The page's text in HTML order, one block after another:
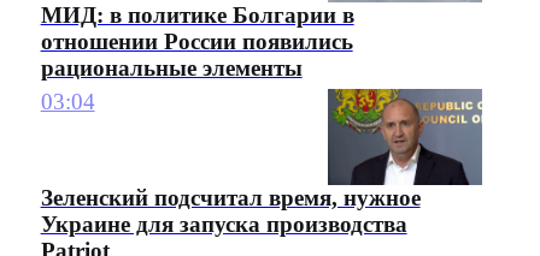
МИД: в политике Болгарии в
отношении России появились
рациональные элементы
03:04
Зеленский подсчитал время, нужное
Украине для запуска производства
Patriot